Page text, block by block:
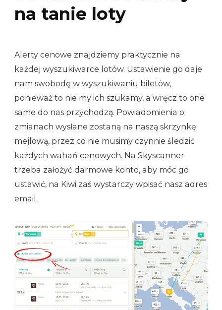
na tanie loty
Alerty cenowe znajdziemy praktycznie na
każdej wyszukiwarce lotów. Ustawienie go daje
nam swobodę w wyszukiwaniu biletów,
ponieważ to nie my ich szukamy, a wręcz to one
same do nas przychodzą. Powiadomienia o
zmianach wysłane zostaną na naszą skrzynkę
mejlową, przez co nie musimy czynnie śledzić
każdych wahań cenowych. Na Skyscanner
trzeba założyć darmowe konto, aby móc go
ustawić, na Kiwi zaś wystarczy wpisać nasz adres
email.